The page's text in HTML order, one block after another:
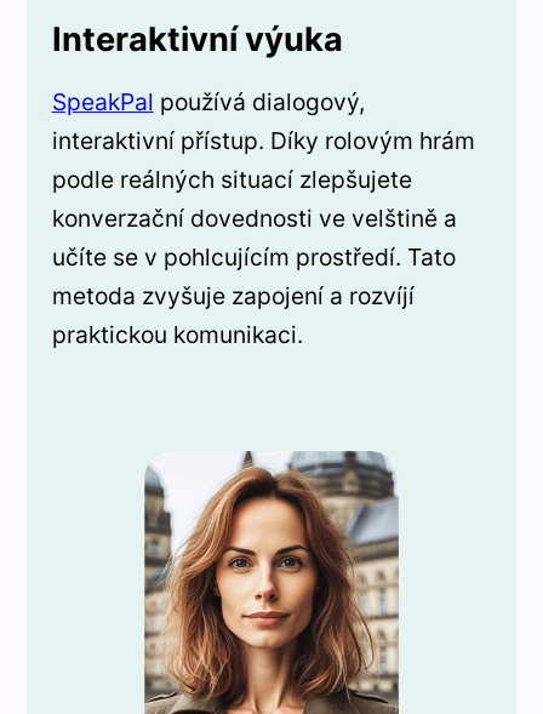
Interaktivní výuka
SpeakPal používá dialogový,
interaktivní přístup. Díky rolovým hrám
podle reálných situací zlepšujete
konverzační dovednosti ve velštině a
učíte se v pohlcujícím prostředí. Tato
metoda zvyšuje zapojení a rozvíjí
praktickou komunikaci.